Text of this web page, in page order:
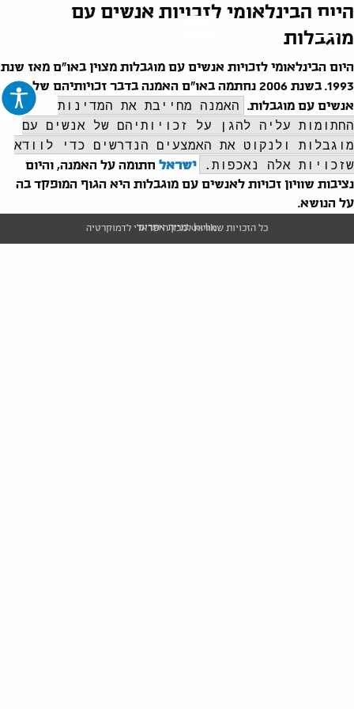
היום הבינלאומי לזכויות אנשים עם
מוגבלות
היום הבינלאומי לזכויות אנשים עם מוגבלות מצוין באו"ם מאז שנת
1993. בשנת 2006 נחתמה באו"ם האמנה בדבר זכויותיהם של
אנשים עם מוגבלות.
האמנה מחייבת את המדינות
החתומות עליה להגן על זכויותיהם של אנשים עם
מוגבלות ולנקוט את האמצעים הנדרשים כדי לוודא
שזכויות אלה נאכפות.
ישראל חתומה על האמנה, והיום
נציבות שוויון זכויות לאנשים עם מוגבלות היא הגוף המופקד בה
על הנושא.
כל הזכויות שמורות למכון הישראלי לדמוקרטיה
dooble בניית אתרים